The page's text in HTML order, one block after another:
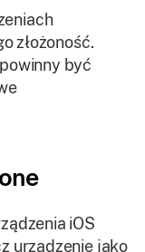
złożoność.
być
iOS
urządzenie jako